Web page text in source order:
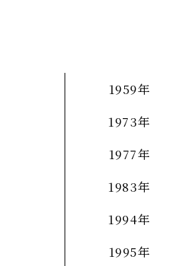
1959年
1973年
1977年
1983年
1994年
1995年